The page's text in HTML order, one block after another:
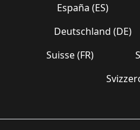
España (ES)
Deutschland (DE)
Suisse (FR)